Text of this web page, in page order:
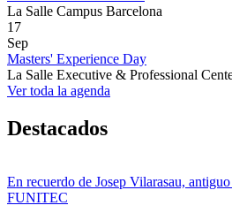
La Salle Campus Barcelona
17
Sep
Masters' Experience Day
La Salle Executive & Professional
Ver toda la agenda
Destacados
En recuerdo de Josep Vilarasau,
FUNITEC